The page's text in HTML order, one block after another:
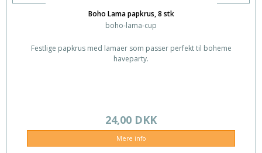
Boho Lama papkrus, 8 stk
boho-lama-cup
Festlige papkrus med lamaer som passer perfekt til boheme
haveparty.
24,00 DKK
Mere info